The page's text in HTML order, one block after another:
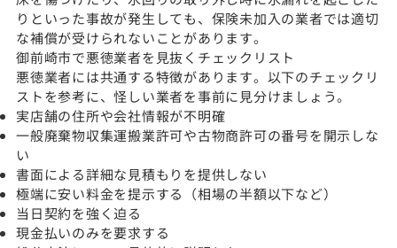
りといった事故が発生しても、保険未加入の業者では適切
な補償が受けられないことがあります。
御前崎市で悪徳業者を見抜くチェックリスト
悪徳業者には共通する特徴があります。以下のチェックリ
ストを参考に、怪しい業者を事前に見分けましょう。
実店舗の住所や会社情報が不明確
一般廃棄物収集運搬業許可や古物商許可の番号を開示しな
い
書面による詳細な見積もりを提供しない
極端に安い料金を提示する（相場の半額以下など）
当日契約を強く迫る
現金払いのみを要求する